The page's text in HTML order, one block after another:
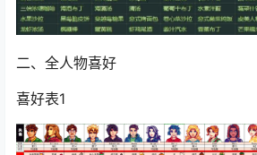
二、全人物喜好
喜好表1